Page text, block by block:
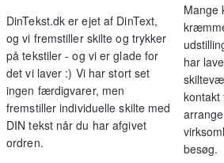
DinTekst.dk er ejet af DinText,
og vi fremstiller skilte og trykker
på tekstiler - og vi er glade for
det vi laver :) Vi har stort set
ingen færdigvarer, men
fremstiller individuelle skilte med
DIN tekst når du har afgivet
ordren.
Mange
har
kontakt
besøg.